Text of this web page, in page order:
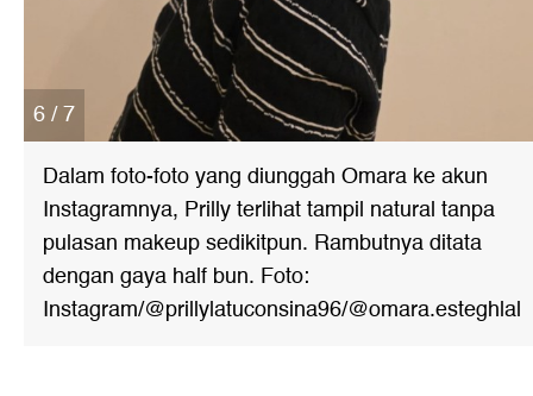
6 / 7
Dalam foto-foto yang diunggah Omara ke akun
Instagramnya, Prilly terlihat tampil natural tanpa
pulasan makeup sedikitpun. Rambutnya ditata
dengan gaya half bun. Foto:
Instagram/@prillylatuconsina96/@omara.esteghlal